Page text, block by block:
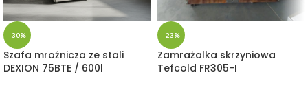
-30%
Szafa mroźnicza ze stali
DEXION 75BTE / 600l
-23%
Zamrażalka skrzyniowa
Tefcold FR305-I